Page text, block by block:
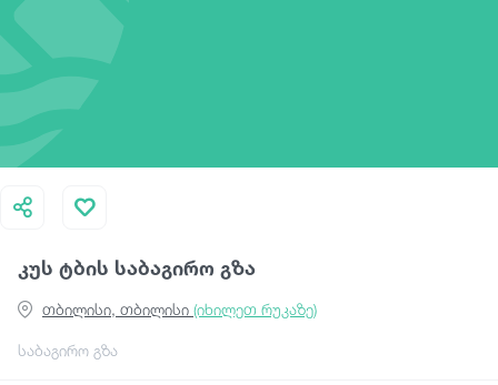
სასტუმროები
ტრანსპორტი
რა ვნახოთ
გიდები
კუს ტბის საბაგირო გზა
საბაგირო გზა
თბილისი, თბილისი (იხილეთ რუკაზე)